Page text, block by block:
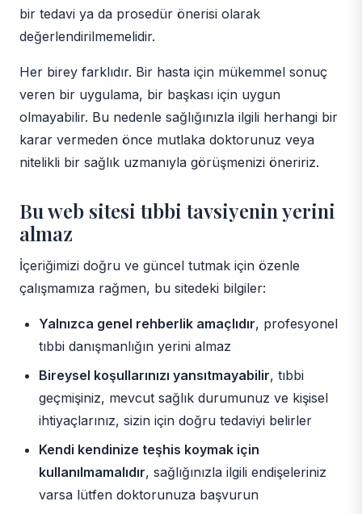
bir tedavi ya da prosedür önerisi olarak
değerlendirilmemelidir.
Her birey farklıdır. Bir hasta için mükemmel sonuç
veren bir uygulama, bir başkası için uygun
olmayabilir. Bu nedenle sağlığınızla ilgili herhangi bir
karar vermeden önce mutlaka doktorunuz veya
nitelikli bir sağlık uzmanıyla görüşmenizi öneririz.
Bu web sitesi tıbbi tavsiyenin yerini
almaz
İçeriğimizi doğru ve güncel tutmak için özenle
çalışmamıza rağmen, bu sitedeki bilgiler:
Yalnızca genel rehberlik amaçlıdır, profesyonel
tıbbi danışmanlığın yerini almaz
Bireysel koşullarınızı yansıtmayabilir, tıbbi
geçmişiniz, mevcut sağlık durumunuz ve kişisel
ihtiyaçlarınız, sizin için doğru tedaviyi belirler
Kendi kendinize teşhis koymak için
kullanılmamalıdır, sağlığınızla ilgili endişeleriniz
varsa lütfen doktorunuza başvurun